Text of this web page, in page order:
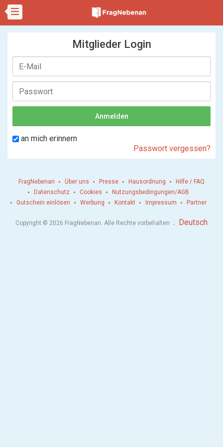
Mitglieder Login
an mich erinnern
Passwort vergessen?
FragNebenan Über uns Presse Hausordnung
Hilfe / FAQ
Datenschutz
Cookies
Nutzungsbedingungen/AGB
Gutschein einlösen
Werbung Kontakt Impressum Partner
Copyright © 2026 FragNebenan. Alle Rechte vorbehalten . Deutsch